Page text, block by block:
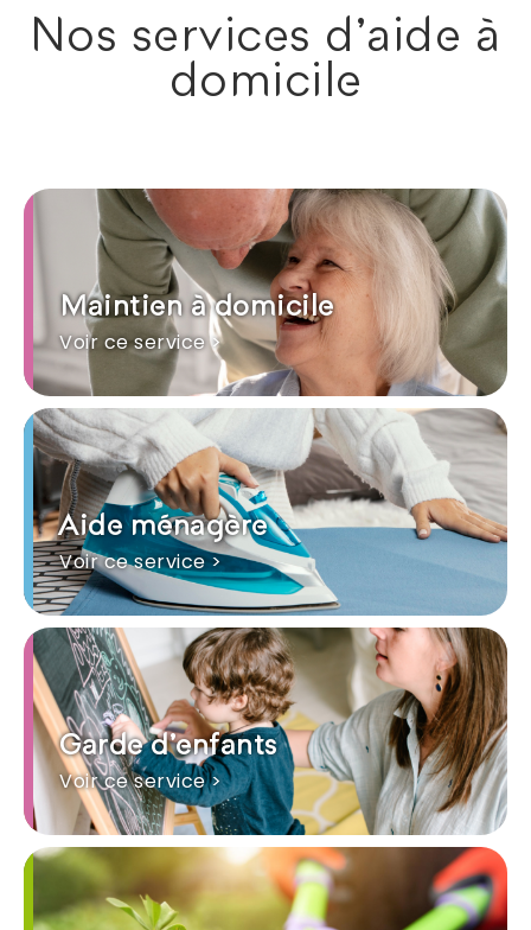
Nos services d'aide à
domicile
Maintien à domicile
Voir ce service >
Aide ménagère
Voir ce service >
Garde d'enfants
Voir ce service >